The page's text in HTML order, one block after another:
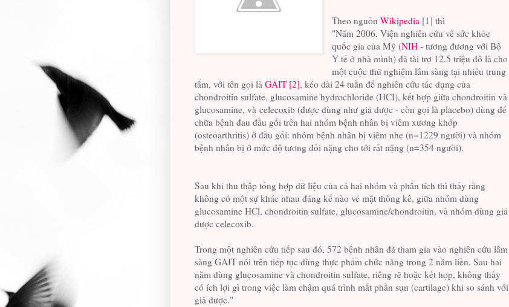
Theo nguồnWikipedia [1] thì
"Năm 2006, Viện nghiên cứu về sức khỏe
quốc gia của Mỹ (NIH - tương đương với Bộ
Y tế ở nhà mình) đã tài trợ 12.5 triệu đô là cho
một cuộc thử nghiệm lâm sàng tại nhiều trung
tâm, với tên gọi là GAIT [2], kéo dài 24 tuần để nghiên cứu tác dụng của
chondroitin sulfate, glucosamine hydrochloride (HCI), kết hợp giữa chondroitin và
glucosamine, và celecoxib (được dùng như giả dược - còn gọi là placebo) dùng để
chữa bệnh đau đầu gối trên hai nhóm bệnh nhân bị viêm xương khớp
(osteoarthritis) ở đầu gối: nhóm bệnh nhân bị viêm nhẹ (n=1229 người) và nhóm
bệnh nhân bị ở mức độ tương đối nặng cho tới rất nặng (n=354 người).
Sau khi thu thập tổng hợp dữ liệu của cả hai nhóm và phân tích thì thấy rằng
không có một sự khác nhau đáng kể nào vẻ mặt thống kê, giữa nhóm dùng
glucosamine HCl, chondroitin sulfate, glucosamine/chondroitin, và nhóm dùng giả
dược celecoxib.
Trong một nghiên cứu tiếp sau đó, 572 bệnh nhân đã tham gia vào nghiên cứu lâm
sàng GAIT nói trên tiếp tục dùng thực phẩm chức năng trong 2 năm liền. Sau hai
năm dùng glucosamine và chondroitin sulfate, riêng rẽ hoặc kết hợp, không thấy
có ích lợi gì trong việc làm chậm quá trình mất phần sụn (cartilage) khi so sánh với
giả dược."